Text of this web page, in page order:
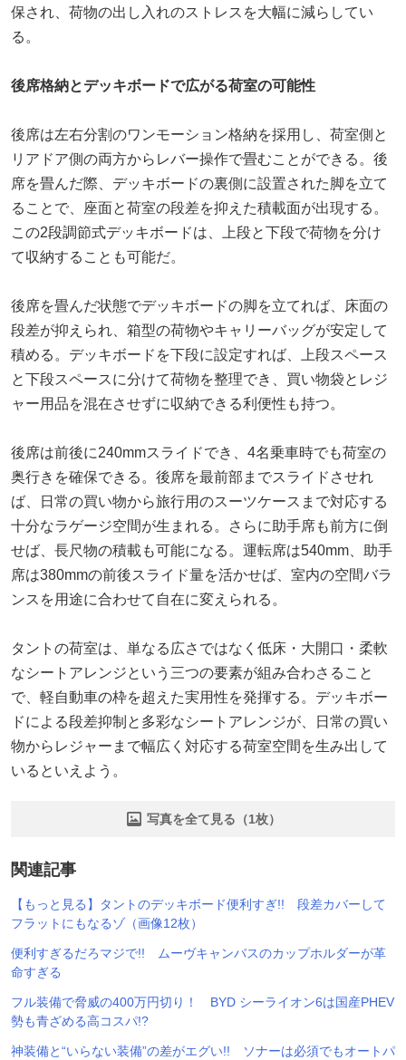
保され、荷物の出し入れのストレスを大幅に減らしてい
る。
後席格納とデッキボードで広がる荷室の可能性
後席は左右分割のワンモーション格納を採用し、荷室側と
リアドア側の両方からレバー操作で畳むことができる。後
席を畳んだ際、デッキボードの裏側に設置された脚を立て
ることで、座面と荷室の段差を抑えた積載面が出現する。
この2段調節式デッキボードは、上段と下段で荷物を分け
て収納することも可能だ。
後席を畳んだ状態でデッキボードの脚を立てれば、床面の
段差が抑えられ、箱型の荷物やキャリーバッグが安定して
積める。デッキボードを下段に設定すれば、上段スペース
と下段スペースに分けて荷物を整理でき、買い物袋とレジ
ャー用品を混在させずに収納できる利便性も持つ。
後席は前後に240mmスライドでき、4名乗車時でも荷室の
奥行きを確保できる。後席を最前部までスライドさせれ
ば、日常の買い物から旅行用のスーツケースまで対応する
十分なラゲージ空間が生まれる。さらに助手席も前方に倒
せば、長尺物の積載も可能になる。運転席は540mm、助手
席は380mmの前後スライド量を活かせば、室内の空間バラ
ンスを用途に合わせて自在に変えられる。
タントの荷室は、単なる広さではなく低床・大開口・柔軟
なシートアレンジという三つの要素が組み合わさること
で、軽自動車の枠を超えた実用性を発揮する。デッキボー
ドによる段差抑制と多彩なシートアレンジが、日常の買い
物からレジャーまで幅広く対応する荷室空間を生み出して
いるといえよう。
写真を全て見る（1枚）
関連記事
【もっと見る】タントのデッキボード便利すぎ!! 段差カバーして
フラットにもなるゾ（画像12枚）
便利すぎるだろマジで!! ムーヴキャンバスのカップホルダーが革
命すぎる
フル装備で脅威の400万円切り！ BYD シーライオン6は国産PHEV
勢も青ざめる高コスパ!?
神装備と“いらない装備”の差がエグい!! ソナーは必須でもオートパ